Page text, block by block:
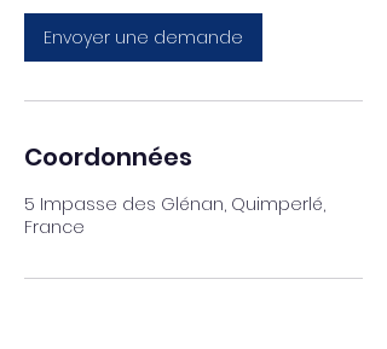
Envoyer une demande
Coordonnées
5 Impasse des Glénan, Quimperlé,
France